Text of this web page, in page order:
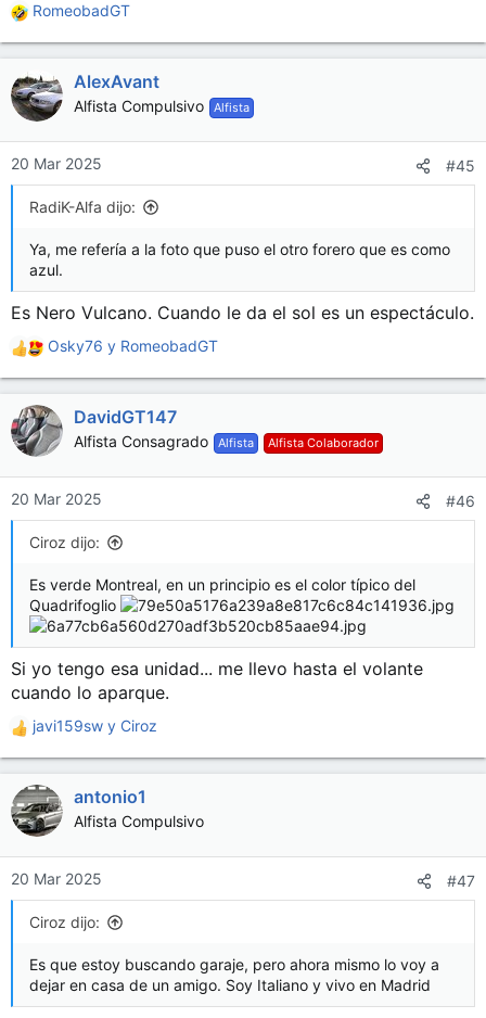
R
e
a
c
c
o
n
e
RomeobadGT
AlexAvant
Alfista Compulsivo Alfista
20 Mar 2025 #45
RadiK-Alfa dijo:
Ya, me refería a la foto que puso el otro forero que es como
azul.
Es Nero Vulcano. Cuando le da el sol es un espectáculo.
R
e
a
c
c
o
n
e
Osky76 y RomeobadGT
DavidGT147
Alfista Consagrado Alfista Alfista Colaborador
20 Mar 2025 #46
Ciroz dijo:
Es verde Montreal, en un principio es el color típico del
Quadrifoglio
Si yo tengo esa unidad... me llevo hasta el volante
cuando lo aparque.
R
e
a
c
c
o
n
e
javi159sw y Ciroz
antonio1
Alfista Compulsivo
20 Mar 2025 #47
Ciroz dijo:
Es que estoy buscando garaje, pero ahora mismo lo voy a
dejar en casa de un amigo. Soy Italiano y vivo en Madrid